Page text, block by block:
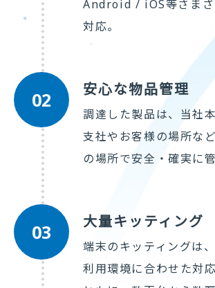
Android / iOS等さまざ
対応。
02 安心な物品管理
調達した製品は、当社
支社やお客様の場所な
の場所で安全・確実に管
03 大量キッティング
端末のキッティングは
利用環境に合わせた対